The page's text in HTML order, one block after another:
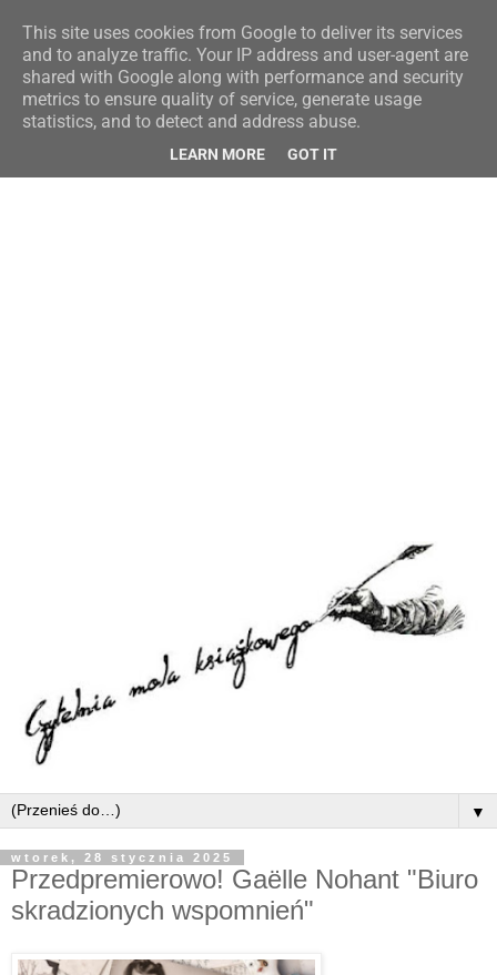
▼
wtorek, 28 stycznia 2025
Przedpremierowo! Gaëlle Nohant "Biuro
skradzionych wspomnień"
This site uses cookies from Google to deliver its services
and to analyze traffic. Your IP address and user-agent are
shared with Google along with performance and security
metrics to ensure quality of service, generate usage
statistics, and to detect and address abuse.
LEARN MORE GOT IT